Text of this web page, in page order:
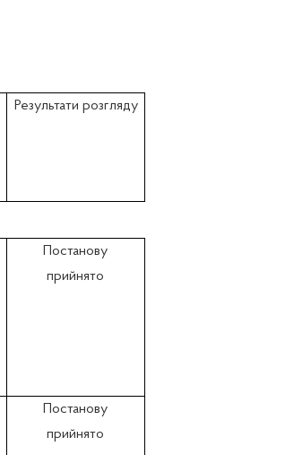
Результати розгляду
Постанову
прийнято
Постанову
прийнято